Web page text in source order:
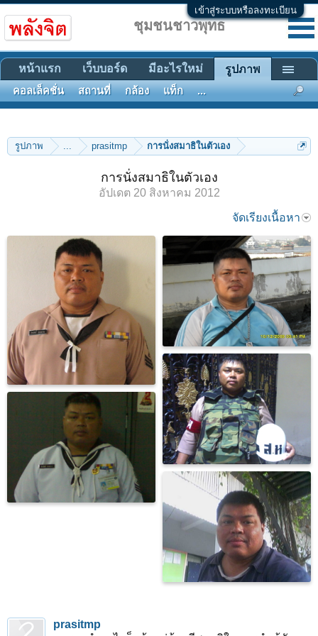
เข้าสู่ระบบหรือลงทะเบียน
รูปภาพ ... prasitmp การนั่งสมาธิในตัวเอง
การนั่งสมาธิในตัวเอง
อัปเดต 20 สิงหาคม 2012
จัดเรียงเนื้อหา
prasitmp
ชุมชนชาวพุทธ
หน้าแรก เว็บบอร์ด มีอะไรใหม่ รูปภาพ
คอลเล็คชั่น สถานที่ กล้อง แท็ก ...